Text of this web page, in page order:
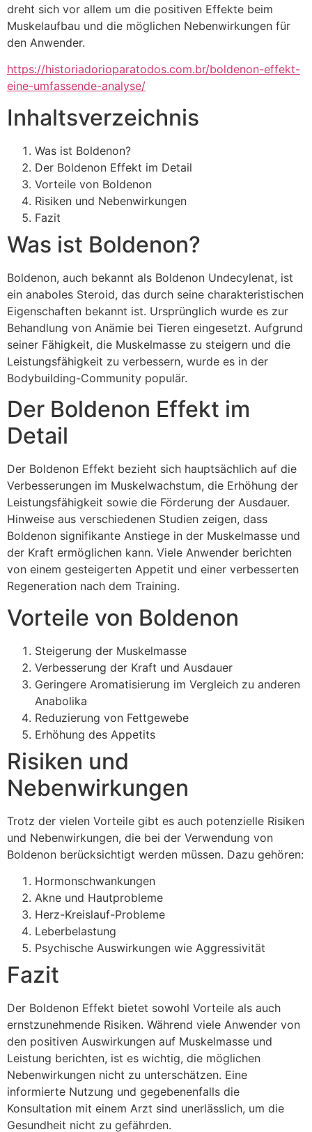
dreht sich vor allem um die positiven Effekte beim
Muskelaufbau und die möglichen Nebenwirkungen für
den Anwender.
https://historiadorioparatodos.com.br/boldenon-effekt-
eine-umfassende-analyse/
Inhaltsverzeichnis
Was ist Boldenon?
Der Boldenon Effekt im Detail
Vorteile von Boldenon
Risiken und Nebenwirkungen
Fazit
Was ist Boldenon?
Boldenon, auch bekannt als Boldenon Undecylenat, ist
ein anaboles Steroid, das durch seine charakteristischen
Eigenschaften bekannt ist. Ursprünglich wurde es zur
Behandlung von Anämie bei Tieren eingesetzt. Aufgrund
seiner Fähigkeit, die Muskelmasse zu steigern und die
Leistungsfähigkeit zu verbessern, wurde es in der
Bodybuilding-Community populär.
Der Boldenon Effekt im
Detail
Der Boldenon Effekt bezieht sich hauptsächlich auf die
Verbesserungen im Muskelwachstum, die Erhöhung der
Leistungsfähigkeit sowie die Förderung der Ausdauer.
Hinweise aus verschiedenen Studien zeigen, dass
Boldenon signifikante Anstiege in der Muskelmasse und
der Kraft ermöglichen kann. Viele Anwender berichten
von einem gesteigerten Appetit und einer verbesserten
Regeneration nach dem Training.
Vorteile von Boldenon
Steigerung der Muskelmasse
Verbesserung der Kraft und Ausdauer
Geringere Aromatisierung im Vergleich zu anderen
Anabolika
Reduzierung von Fettgewebe
Erhöhung des Appetits
Risiken und
Nebenwirkungen
Trotz der vielen Vorteile gibt es auch potenzielle Risiken
und Nebenwirkungen, die bei der Verwendung von
Boldenon berücksichtigt werden müssen. Dazu gehören:
Hormonschwankungen
Akne und Hautprobleme
Herz-Kreislauf-Probleme
Leberbelastung
Psychische Auswirkungen wie Aggressivität
Fazit
Der Boldenon Effekt bietet sowohl Vorteile als auch
ernstzunehmende Risiken. Während viele Anwender von
den positiven Auswirkungen auf Muskelmasse und
Leistung berichten, ist es wichtig, die möglichen
Nebenwirkungen nicht zu unterschätzen. Eine
informierte Nutzung und gegebenenfalls die
Konsultation mit einem Arzt sind unerlässlich, um die
Gesundheit nicht zu gefährden.